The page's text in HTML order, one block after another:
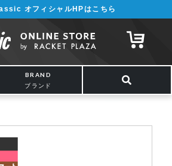
入で送料無料!! 詳しくは こちら
オフィシャルHPはこちら
BRAND
ブランド